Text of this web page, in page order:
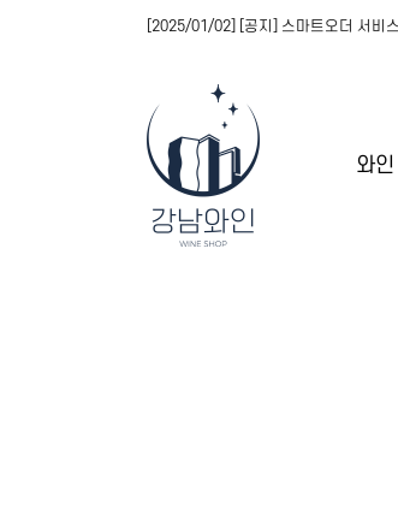
와인
[2025/01/02] [공지] 스마트오더 서비